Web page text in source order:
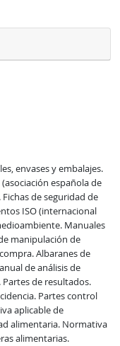
envases y embalajes.
española de
de seguridad de
ISO (internacional
Manuales
manipulación de
Albaranes de
de análisis de
de resultados.
Partes control
aplicable de
alimentaria. Normativa
alimentarias.